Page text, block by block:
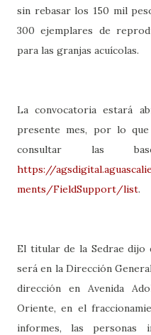
sin rebasar los 150 mil
300 ejemplares de
para las granjas acuícolas.
La convocatoria estará
presente mes, por lo
consultar las
https://
ments/FieldSupport/list.
El titular de la Sedrae dijo
será en la Dirección
dirección en Avenida
Oriente, en el
informes, las personas